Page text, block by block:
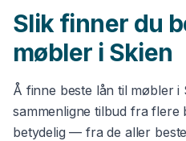
Slik finner du
møbler i Skien
Å finne beste lån til møbleri
sammenligne tilbud fra flere
betydelig — fra de aller